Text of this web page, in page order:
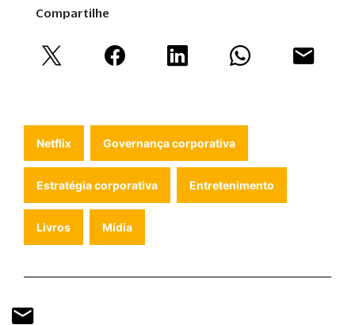
Compartilhe
Netflix Governança corporativa
Estratégia corporativa Entretenimento
Livros Mídia